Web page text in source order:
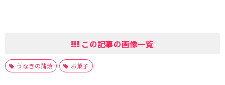
この記事の画像一覧
うなぎの蒲焼 お菓子